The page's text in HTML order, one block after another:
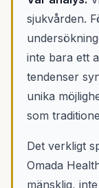
sjukvården.
inte bara ett
tendenser
unika
som
Det verkligt
Omada
mänsklig,